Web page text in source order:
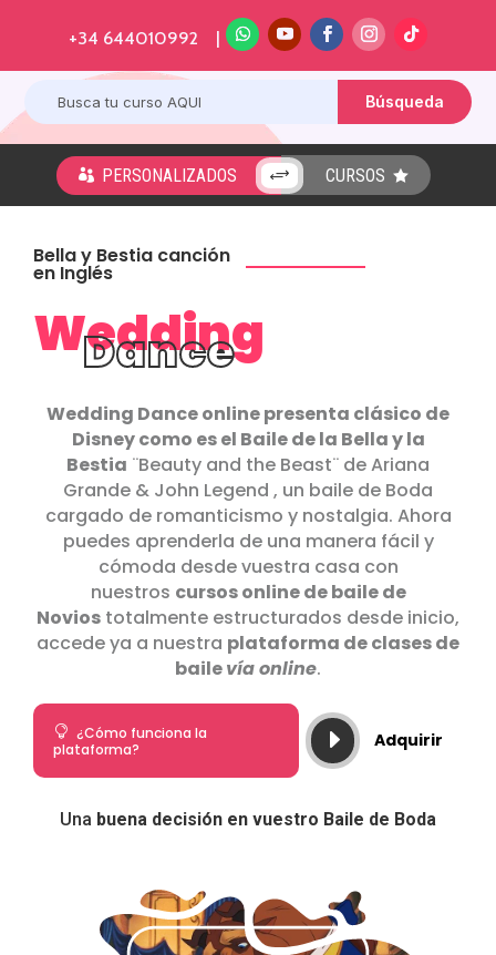
+34 644010992 |
 PERSONALIZADOS + CURSOS 
Bella y Bestia canción
en Inglés
Wedding
Dance
Wedding Dance online presenta clásico de
Disney como es el Baile de la Bella y la
Bestia ¨Beauty and the Beast¨ de Ariana
Grande & John Legend , un baile de Boda
cargado de romanticismo y nostalgia. Ahora
puedes aprenderla de una manera fácil y
cómoda desde vuestra casa con
nuestros cursos online de baile de
Novios totalmente estructurados desde inicio,
accede ya a nuestra plataforma de clases de
bailevía online.
 ¿Cómo funciona la
plataforma?
E Adquirir
Una buena decisión en vuestro Baile de Boda